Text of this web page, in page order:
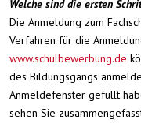
Welche sind die ersten
Die Anmeldung zum
Verfahren für die
www.schulbewerbung.de
des Bildungsgangs
Anmeldefenster gefüllt
sehen Sie